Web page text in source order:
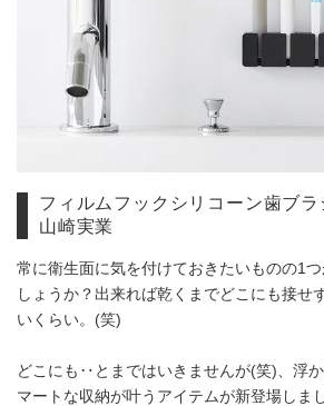
フィルムフックシリコーン歯ブラ
山崎実業
常に衛生面に気を付けておきたいものの1
しょうか？出来れば乾くまでどこにも接せ
いくらい。(笑)
どこにも‥とまではいきませんが(笑)、浮
マートな収納が叶うアイテムが新登場しま